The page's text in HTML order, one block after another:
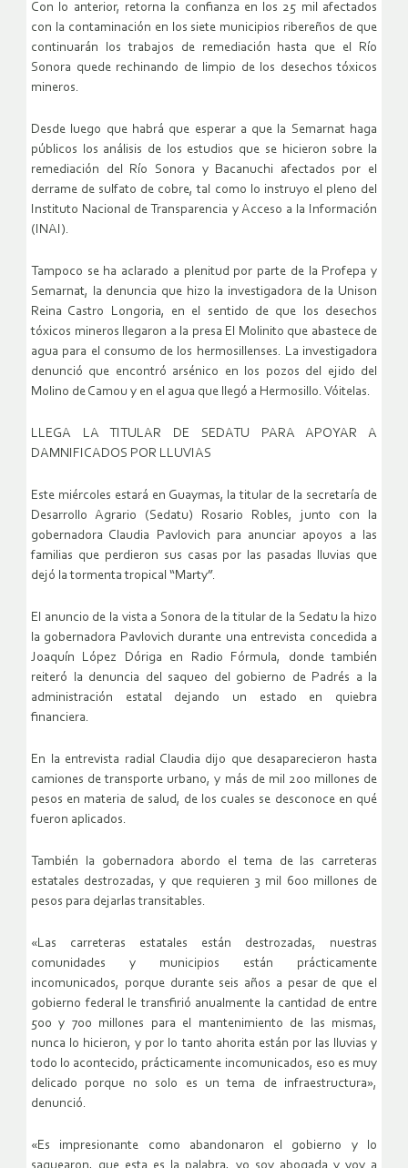
Con lo anterior, retorna la confianza en los 25 mil afectados
con la contaminación en los siete municipios ribereños de que
continuarán los trabajos de remediación hasta que el Río
Sonora quede rechinando de limpio de los desechos tóxicos
mineros.
Desde luego que habrá que esperar a que la Semarnat haga
públicos los análisis de los estudios que se hicieron sobre la
remediación del Río Sonora y Bacanuchi afectados por el
derrame de sulfato de cobre, tal como lo instruyo el pleno del
Instituto Nacional de Transparencia y Acceso a la Información
(INAI).
Tampoco se ha aclarado a plenitud por parte de la Profepa y
Semarnat, la denuncia que hizo la investigadora de la Unison
Reina Castro Longoria, en el sentido de que los desechos
tóxicos mineros llegaron a la presa El Molinito que abastece de
agua para el consumo de los hermosillenses. La investigadora
denunció que encontró arsénico en los pozos del ejido del
Molino de Camou y en el agua que llegó a Hermosillo. Vóitelas.
LLEGA LA TITULAR DE SEDATU PARA APOYAR A
DAMNIFICADOS POR LLUVIAS
Este miércoles estará en Guaymas, la titular de la secretaría de
Desarrollo Agrario (Sedatu) Rosario Robles, junto con la
gobernadora Claudia Pavlovich para anunciar apoyos a las
familias que perdieron sus casas por las pasadas lluvias que
dejó la tormenta tropical “Marty”.
El anuncio de la vista a Sonora de la titular de la Sedatu la hizo
la gobernadora Pavlovich durante una entrevista concedida a
Joaquín López Dóriga en Radio Fórmula, donde también
reiteró la denuncia del saqueo del gobierno de Padrés a la
administración estatal dejando un estado en quiebra
financiera.
En la entrevista radial Claudia dijo que desaparecieron hasta
camiones de transporte urbano, y más de mil 200 millones de
pesos en materia de salud, de los cuales se desconoce en qué
fueron aplicados.
También la gobernadora abordo el tema de las carreteras
estatales destrozadas, y que requieren 3 mil 600 millones de
pesos para dejarlas transitables.
«Las carreteras estatales están destrozadas, nuestras
comunidades y municipios están prácticamente
incomunicados, porque durante seis años a pesar de que el
gobierno federal le transfirió anualmente la cantidad de entre
500 y 700 millones para el mantenimiento de las mismas,
nunca lo hicieron, y por lo tanto ahorita están por las lluvias y
todo lo acontecido, prácticamente incomunicados, eso es muy
delicado porque no solo es un tema de infraestructura»,
denunció.
«Es impresionante como abandonaron el gobierno y lo